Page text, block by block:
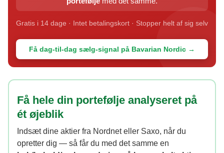
Gratis i 14 dage · Intet betalingskort · Stopper helt af sig selv
Få dag-til-dag sælg-signal på Bavarian Nordic →
Få hele din portefølje analyseret på
ét øjeblik
Indsæt dine aktier fra Nordnet eller Saxo, når du
opretter dig — så får du med det samme en